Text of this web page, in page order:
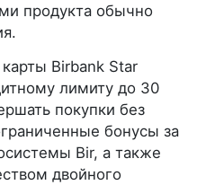
продукта обычно
Birbank Star
лимиту до 30
покупки без
бонусы за
Bir, а также
двойного